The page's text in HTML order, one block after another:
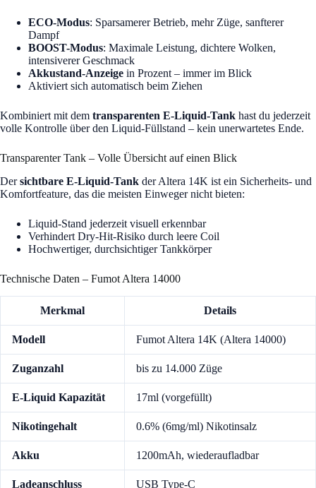
ECO-Modus: Sparsamerer Betrieb, mehr Züge, sanfterer
Dampf
BOOST-Modus: Maximale Leistung, dichtere Wolken,
intensiverer Geschmack
Akkustand-Anzeige in Prozent – immer im Blick
Aktiviert sich automatisch beim Ziehen
Kombiniert mit dem transparenten E-Liquid-Tank hast du jederzeit
volle Kontrolle über den Liquid-Füllstand – kein unerwartetes Ende.
Transparenter Tank – Volle Übersicht auf einen Blick
Dersichtbare E-Liquid-Tank der Altera 14K ist ein Sicherheits- und
Komfortfeature, das die meisten Einweger nicht bieten:
Liquid-Stand jederzeit visuell erkennbar
Verhindert Dry-Hit-Risiko durch leere Coil
Hochwertiger, durchsichtiger Tankkörper
Technische Daten – Fumot Altera 14000
Merkmal Details
Modell Fumot Altera 14K (Altera 14000)
Zuganzahl bis zu 14.000 Züge
E-Liquid Kapazität 17ml (vorgefüllt)
Nikotingehalt 0.6% (6mg/ml) Nikotinsalz
Akku 1200mAh, wiederaufladbar
Ladeanschluss USB Type-C